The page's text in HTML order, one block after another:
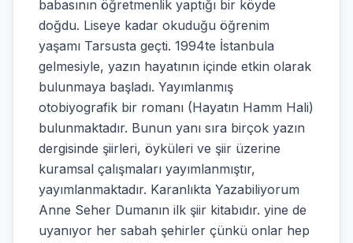
babasının öğretmenlik yaptığı bir köyde
doğdu. Liseye kadar okuduğu öğrenim
yaşamı Tarsusta geçti. 1994te İstanbula
gelmesiyle, yazın hayatının içinde etkin olarak
bulunmaya başladı. Yayımlanmış
otobiyografik bir romanı (Hayatın Hamm Hali)
bulunmaktadır. Bunun yanı sıra birçok yazın
dergisinde şiirleri, öyküleri ve şiir üzerine
kuramsal çalışmaları yayımlanmıştır,
yayımlanmaktadır. Karanlıkta Yazabiliyorum
Anne Seher Dumanın ilk şiir kitabıdır. yine de
uyanıyor her sabah şehirler çünkü onlar hep